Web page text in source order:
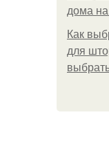
дома
Как
для